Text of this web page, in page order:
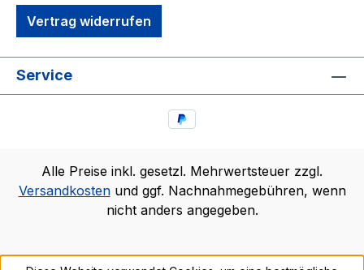
Vertrag widerrufen
Service
Alle Preise inkl. gesetzl. Mehrwertsteuer zzgl.
Versandkostenund ggf. Nachnahmegebühren, wenn
nicht anders angegeben.